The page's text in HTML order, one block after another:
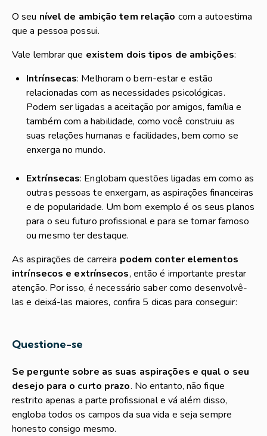
O seu nível de ambição tem relação com a autoestima
que a pessoa possui.
Vale lembrar que existem dois tipos de ambições:
Intrínsecas: Melhoram o bem-estar e estão
relacionadas com as necessidades psicológicas.
Podem ser ligadas a aceitação por amigos, família e
também com a habilidade, como você construiu as
suas relações humanas e facilidades, bem como se
enxerga no mundo.
Extrínsecas: Englobam questões ligadas em como as
outras pessoas te enxergam, as aspirações financeiras
e de popularidade. Um bom exemplo é os seus planos
para o seu futuro profissional e para se tornar famoso
ou mesmo ter destaque.
As aspirações de carreira podem conter elementos
intrínsecos e extrínsecos, então é importante prestar
atenção. Por isso, é necessário saber como desenvolvê-
las e deixá-las maiores, confira 5 dicas para conseguir:
Questione-se
Se pergunte sobre as suas aspirações e qual o seu
desejo para o curto prazo. No entanto, não fique
restrito apenas a parte profissional e vá além disso,
engloba todos os campos da sua vida e seja sempre
honesto consigo mesmo.